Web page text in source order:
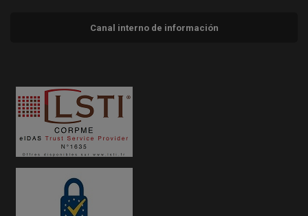
Canal interno de información